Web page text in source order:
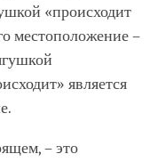
«происходит
местоположение –
является
– это